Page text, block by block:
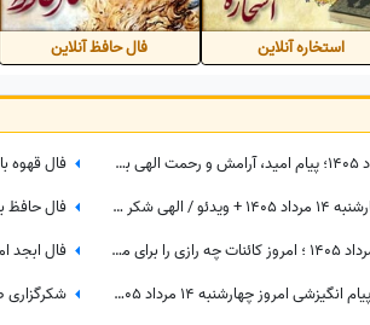
استخاره آنلاین فال حافظ آنلاین
آیه قرآن امروز پنج‌شنبه 15 مرداد 1405؛ پیام امید، آرامش و رحمت الهی برای متولدین ماه‌های مختلف
شکرگزاری صبحگاهی امروز چهارشنبه 14 مرداد 1405 + ویدئو / الهی شکر که هرلحظه هوامو داشتی؛ حتی لحظاتی که خودم خودمو فراموش کرده بودم
گردونه شانس امروز جمعه 16 مرداد 1405 ؛ امروز کائنات چه رازی را برای ماه تولد تو فاش کرده؟
کائنات پیام ویژه ای برات داره / پیام انگیزشی امروز چهارشنبه 14 مرداد 1405 برای متولدین فروردین تا اسفند: اگر می‌خواهیش رهاش نکن + ویدئو